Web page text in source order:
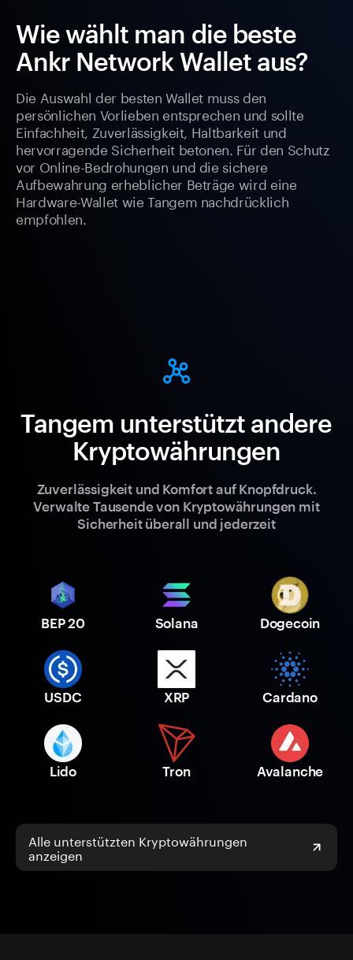
Wie wählt man die beste
Ankr Network Wallet aus?
Die Auswahl der besten Wallet muss den
persönlichen Vorlieben entsprechen und sollte
Einfachheit, Zuverlässigkeit, Haltbarkeit und
hervorragende Sicherheit betonen. Für den Schutz
vor Online-Bedrohungen und die sichere
Aufbewahrung erheblicher Beträge wird eine
Hardware-Wallet wie Tangem nachdrücklich
empfohlen.
Tangem unterstützt andere
Kryptowährungen
Zuverlässigkeit und Komfort auf Knopfdruck.
Verwalte Tausende von Kryptowährungen mit
Sicherheit überall und jederzeit
BEP 20 Solana Dogecoin
USDC XRP Cardano
Lido Tron Avalanche
Alle unterstützten Kryptowährungen
anzeigen